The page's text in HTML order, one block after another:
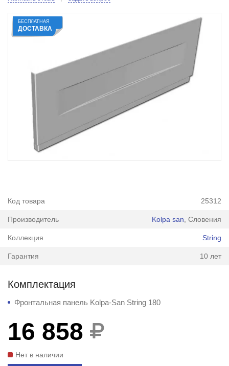
БЕСПЛАТНАЯ
ДОСТАВКА
Код товара 25312
Производитель Kolpa san , Словения
Коллекция String
Гарантия 10 лет
Комплектация
Фронтальная панель Kolpa-San String 180
16 858
Нет в наличии